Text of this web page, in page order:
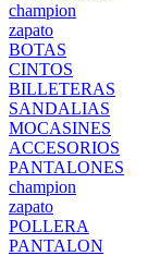
champion
zapato
BOTAS
CINTOS
BILLETERAS
SANDALIAS
MOCASINES
ACCESORIOS
PANTALONES
champion
zapato
POLLERA
PANTALON